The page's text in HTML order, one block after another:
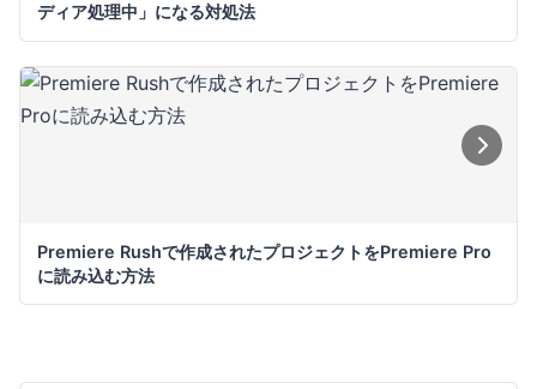
ディア処理中」になる対処法
Premiere Rushで作成されたプロジェクトをPremiere Pro
に読み込む方法